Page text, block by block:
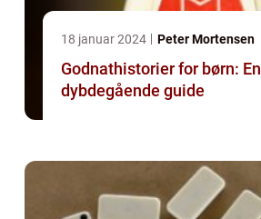
18 januar 2024 Peter Mortensen
Godnathistorier for børn: En
dybdegående guide